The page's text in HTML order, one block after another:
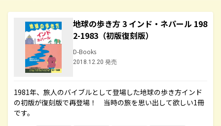
地球の歩き方 3 インド・ネパール 198
2-1983（初版復刻版）
D-Books
2018.12.20 発売
1981年、旅人のバイブルとして登場した地球の歩き方インド
の初版が復刻版で再登場！ 当時の旅を思い出して欲しい1冊
です。